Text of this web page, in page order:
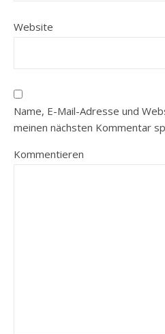
Website
Name, E-Mail-Adresse und
meinen nächsten Kommentar
Kommentieren